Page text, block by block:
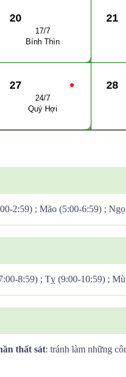
20
17/7
Bính Thìn
21
●
27
24/7
Quý Hợi
28
2:59) ; Mão (5:00-6:59) ;
8:59) ; Tỵ (9:00-10:59) ;
thất sát: tránh làm những